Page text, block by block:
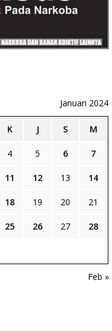
Januari 2024
K J S M
4 5 6 7
11 12 13 14
18 19 20 21
25 26 27 28
Feb »